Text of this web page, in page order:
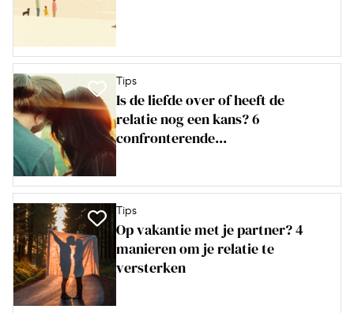
Tips
Is de liefde over of heeft de
relatie nog een kans? 6
confronterende...
Tips
Op vakantie met je partner? 4
manieren om je relatie te
versterken